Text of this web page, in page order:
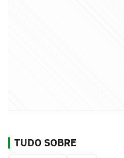
TUDO SOBRE